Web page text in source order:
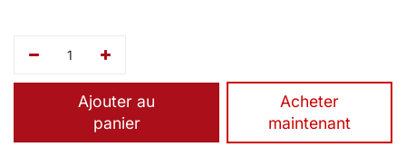
Ajouter au
panier
​Acheter
maintenant